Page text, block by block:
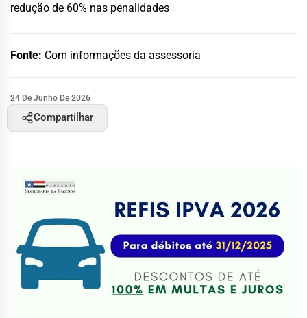
redução de 60% nas penalidades
Fonte: Com informações da assessoria
24 De Junho De 2026
Compartilhar